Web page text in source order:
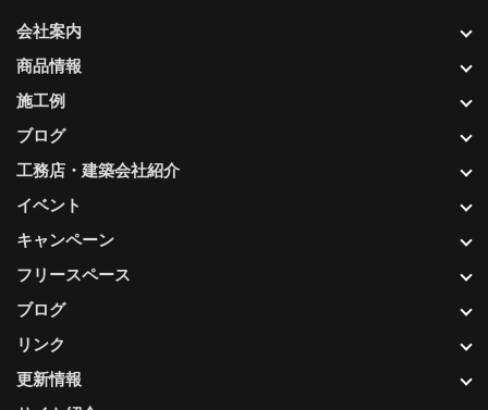
更新情報
会社案内
商品情報
施工例
ブログ
工務店・建築会社紹介
イベント
キャンペーン
フリースペース
ブログ
リンク